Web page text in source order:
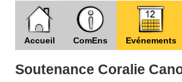
Accueil ComEns Evénements
Soutenance Coralie